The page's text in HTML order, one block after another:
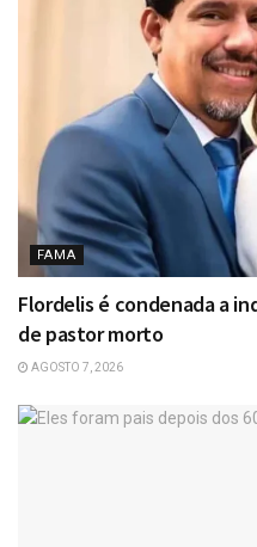
FAMA
Flordelis é condenada a
de pastor morto
AGOSTO 7, 2026